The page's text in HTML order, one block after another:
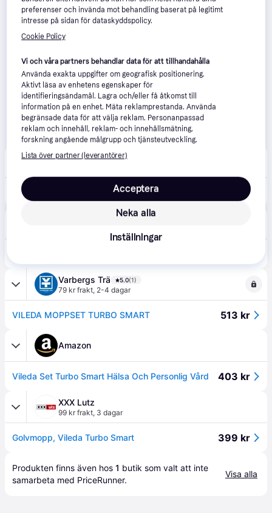
Proshop.se 4.5(589)
Vileda Turbo Smart 344 kr
4.0 (45)
Varbergs Trä 5.0(1)
79 kr frakt, 2-4 dagar
VILEDA MOPPSET TURBO SMART 513 kr
Amazon
Vileda Set Turbo Smart Hälsa Och Personlig Vård 403 kr
XXX Lutz
99 kr frakt, 3 dagar
Golvmopp, Vileda Turbo Smart 399 kr
Produkten finns även hos 1 butik som valt att inte
samarbeta med PriceRunner.
Visa alla
preferenser och invända mot behandling baserat på legitimt
intresse på sidan för dataskyddspolicy.
Cookie Policy
Vi och våra partners behandlar data för att tillhandahålla
Använda exakta uppgifter om geografisk positionering.
Aktivt läsa av enhetens egenskaper för
identifieringsändamål. Lagra och/eller få åtkomst till
information på en enhet. Mäta reklamprestanda. Använda
begränsade data för att välja reklam. Personanpassad
reklam och innehåll, reklam- och innehållsmätning,
forskning angående målgrupp och tjänsteutveckling.
Lista över partner (leverantörer)
Neka alla
Acceptera
Inställningar